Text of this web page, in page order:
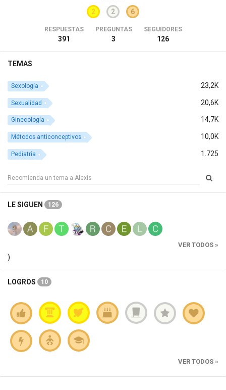
2 2 6
RESPUESTAS
391
PREGUNTAS
3
SEGUIDORES
126
TEMAS
23,2K
Sexología
20,6K
Sexualidad
14,7K
Ginecología
10,0K
Métodos anticonceptivos
1.725
Pediatría
LE SIGUEN 126
VER TODOS »
)
LOGROS 10
VER TODOS »